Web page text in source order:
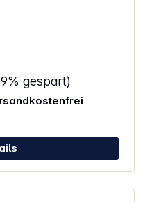
sie auf Ihrem Blog,
Max.
gespart)